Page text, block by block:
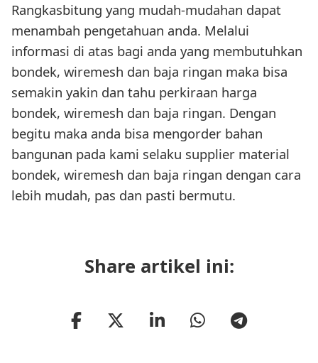
Rangkasbitung yang mudah-mudahan dapat
menambah pengetahuan anda. Melalui
informasi di atas bagi anda yang membutuhkan
bondek, wiremesh dan baja ringan maka bisa
semakin yakin dan tahu perkiraan harga
bondek, wiremesh dan baja ringan. Dengan
begitu maka anda bisa mengorder bahan
bangunan pada kami selaku supplier material
bondek, wiremesh dan baja ringan dengan cara
lebih mudah, pas dan pasti bermutu.
Share artikel ini: